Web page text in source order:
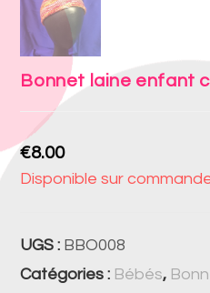
Bonnet laine enfant
€8.00
Disponible sur
UGS : BBO008
Catégories : Bébés,